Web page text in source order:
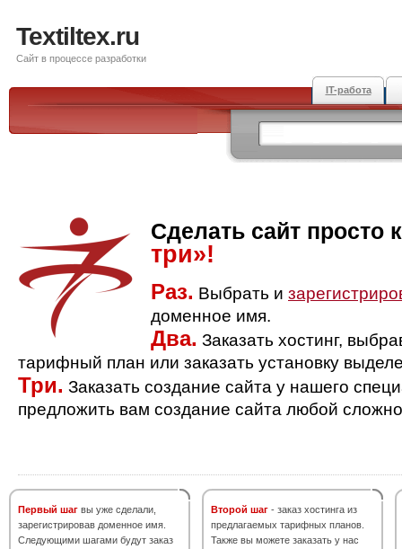
Textiltex.ru
Сайт в процессе разработки
IT-работа
Сделать сайт просто
три»!
Раз. Выбрать и
доменное имя.
Два. Заказать хостинг,
тарифный план или заказать установку
Три. Заказать создание сайта у нашего
предложить вам создание сайта любой
Первый шаг вы уже сделали,
зарегистрировав доменное имя.
Следующими шагами будут заказ
Второй шаг - заказ хостинга из
предлагаемых тарифных планов.
Также вы можете заказать у нас